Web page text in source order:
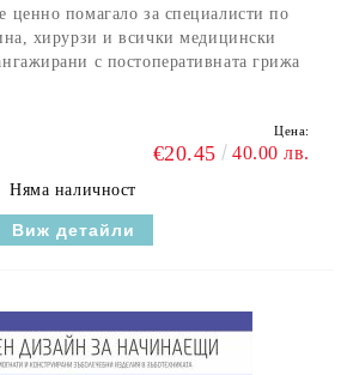
ценно помагало за специалисти по
хирурзи и всички медицински
с постоперативнатагрижа
Цена:
€20.45 40.00 лв.
Няма наличност
Виж детайли